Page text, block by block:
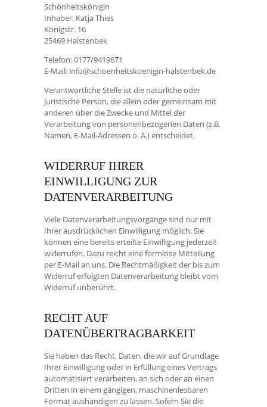
Schönheitskönigin
Inhaber: Katja Thies
Königstr. 16
25469 Halstenbek
Telefon: 0177/9419671
E-Mail: info@schoenheitskoenigin-halstenbek.de
Verantwortliche Stelle ist die natürliche oder
juristische Person, die allein oder gemeinsam mit
anderen über die Zwecke und Mittel der
Verarbeitung von personenbezogenen Daten (z.B.
Namen, E-Mail-Adressen o. Ä.) entscheidet.
WIDERRUF IHRER
EINWILLIGUNG ZUR
DATENVERARBEITUNG
Viele Datenverarbeitungsvorgänge sind nur mit
Ihrer ausdrücklichen Einwilligung möglich. Sie
können eine bereits erteilte Einwilligung jederzeit
widerrufen. Dazu reicht eine formlose Mitteilung
per E-Mail an uns. Die Rechtmäßigkeit der bis zum
Widerruf erfolgten Datenverarbeitung bleibt vom
Widerruf unberührt.
RECHT AUF
DATENÜBERTRAGBARKEIT
Sie haben das Recht, Daten, die wir auf Grundlage
Ihrer Einwilligung oder in Erfüllung eines Vertrags
automatisiert verarbeiten, an sich oder an einen
Dritten in einem gängigen, maschinenlesbaren
Format aushändigen zu lassen. Sofern Sie die